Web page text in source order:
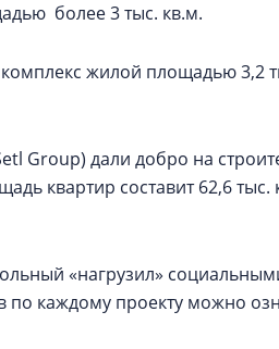
более 3 тыс. кв.м.
жилой площадью 3,2
Group) дали добро на
квартир составит 62,6
«нагрузил»
каждому проекту можно